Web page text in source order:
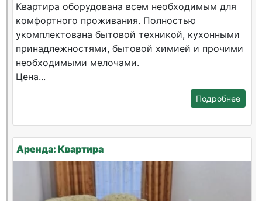
Квартира оборудована всем необходимым для
комфортного проживания. Полностью
укомплектована бытовой техникой, кухонными
принадлежностями, бытовой химией и прочими
необходимыми мелочами.
Цена...
Подробнее
Аренда: Квартира